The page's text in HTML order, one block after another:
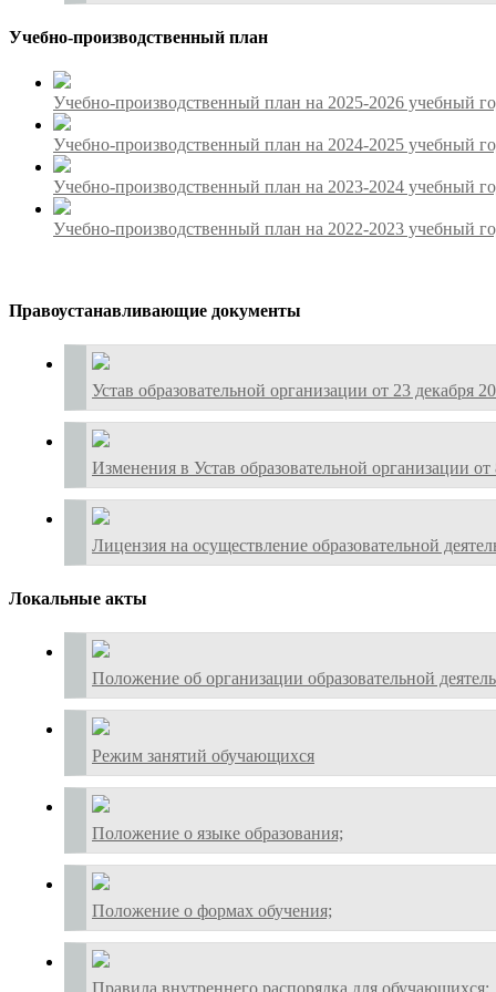
Учебно-производственный план
Учебно-производственный план на 2025-2026 учебный
Учебно-производственный план на 2024-2025 учебный
Учебно-производственный план на 2023-2024 учебный
Учебно-производственный план на 2022-2023 учебный
Правоустанавливающие документы
Устав образовательной организации от 23 декабря
Изменения в Устав образовательной организации от
Лицензия на осуществление образовательной
Локальные акты
Положение об организации образовательной
Режим занятий обучающихся
Положение о языке образования;
Положение о формах обучения;